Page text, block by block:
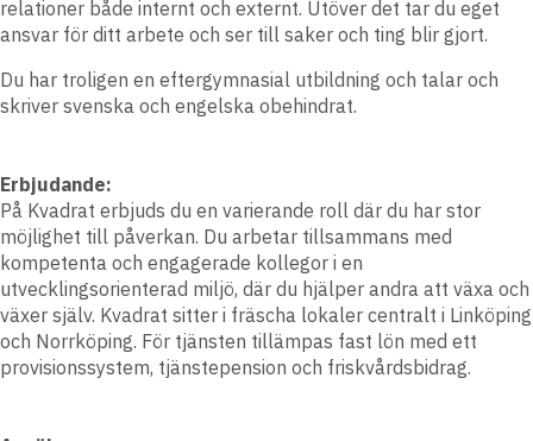
relationer både internt och externt. Utöver det tar du eget
ansvar för ditt arbete och ser till saker och ting blir gjort.
Du har troligen en eftergymnasial utbildning och talar och
skriver svenska och engelska obehindrat.
Erbjudande:
På Kvadrat erbjuds du en varierande roll där du har stor
möjlighet till påverkan. Du arbetar tillsammans med
kompetenta och engagerade kollegor i en
utvecklingsorienterad miljö, där du hjälper andra att växa och
växer själv. Kvadrat sitter i fräscha lokaler centralt i Linköping
och Norrköping. För tjänsten tillämpas fast lön med ett
provisionssystem, tjänstepension och friskvårdsbidrag.